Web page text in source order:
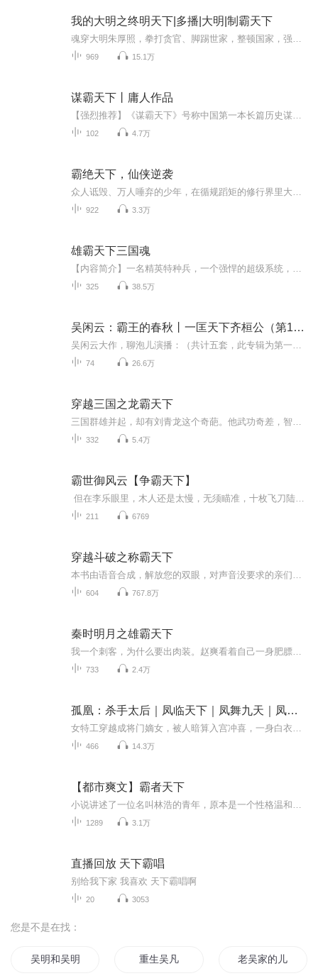
我的大明之终明天下|多播|大明|制霸天下
969 15.1万
谋霸天下丨庸人作品
102 4.7万
霸绝天下，仙侠逆袭
922 3.3万
雄霸天下三国魂
325 38.5万
吴闲云：霸王的春秋丨一匡天下齐桓公（第1部）
74 26.6万
穿越三国之龙霸天下
332 5.4万
霸世御风云【争霸天下】
211 6769
穿越斗破之称霸天下
604 767.8万
秦时明月之雄霸天下
733 2.4万
孤凰：杀手太后｜凤临天下｜凤舞九天｜凤霸天下
466 14.3万
【都市爽文】霸者天下
1289 3.1万
直播回放 天下霸唱
别给我下家 我喜欢 天下霸唱啊
20 3053
您是不是在找：
吴明和吴明 重生吴凡 老吴家的儿女